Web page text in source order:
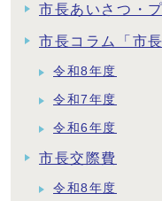
市長あいさつ・
市長コラム「市
令和8年度
令和7年度
令和6年度
市長交際費
令和8年度